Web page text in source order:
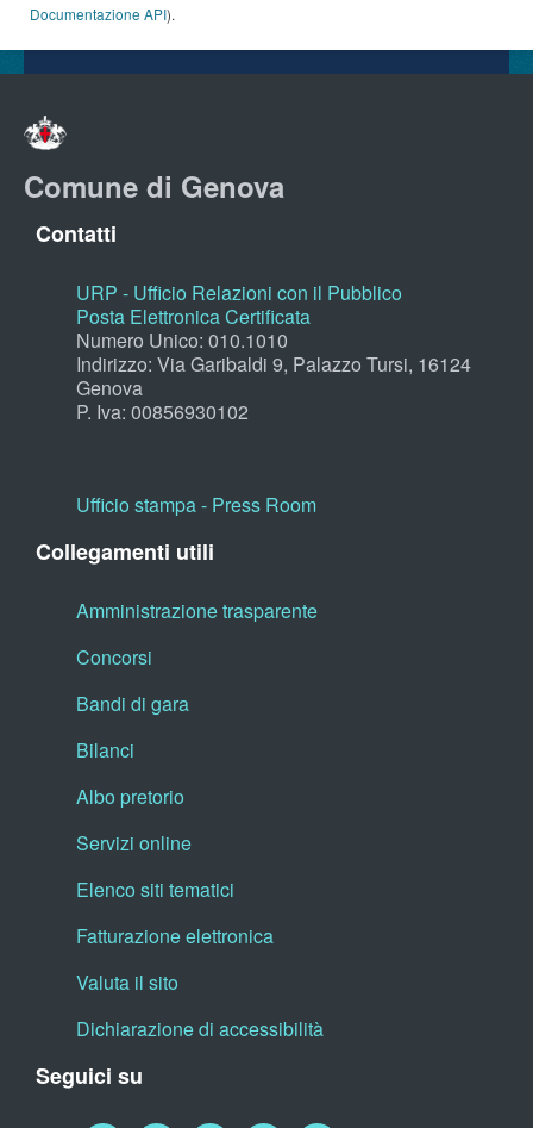
Documentazione API).
Comune di Genova
Contatti
URP - Ufficio Relazioni con il Pubblico
Posta Elettronica Certificata
Numero Unico: 010.1010
Indirizzo: Via Garibaldi 9, Palazzo Tursi, 16124
Genova
P. Iva: 00856930102
Ufficio stampa - Press Room
Collegamenti utili
Amministrazione trasparente
Concorsi
Bandi di gara
Bilanci
Albo pretorio
Servizi online
Elenco siti tematici
Fatturazione elettronica
Valuta il sito
Dichiarazione di accessibilità
Seguici su